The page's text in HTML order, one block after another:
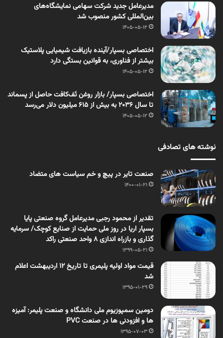
مدیرعامل جدید شرکت سهامی نمایشگاه‌های
بین‌المللی کشور منصوب شد
1405-05-12
اختصاصی بسپار/آینده بازیافت شیمیایی پلاستیک
بیشتر از فناوری، به قوانین بستگی دارد
1405-05-12
اختصاصی بسپار/ بازار روغن تَف‌کافت حاصل از پسماند
تا سال ۲۰۳۶ به بیش از ۶۱۵ میلیون دلار می‌رسد
1405-05-12
نوشته های تصادفی
صنعت تایر در پیچ و خم سیاست های متضاد
1400-01-21
تقدیر از محمود رجبی مدیرعامل گروه صنعتی پایا
بسپار اریا در روز ملی حمایت از صنایع کوچک/ سرمایه
گذاری و بازراه اندازی ۸ واحد صنعتی راکد
1399-05-21
قیمت مواد اولیه پلیمری تا تاریخ 12 اردیبهشت اعلام
شد
1395-01-29
دومین سمپوزیوم ملی دانشگاه و صنعت پلیمر: آمیزه
ها و افزودنی ها در صنعت PVC
1395-07-03